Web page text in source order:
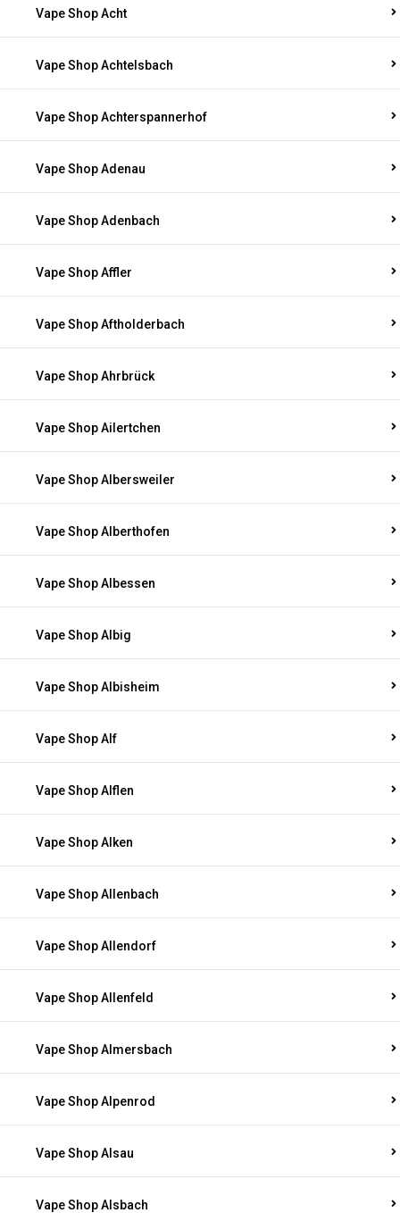
Vape Shop Acht
Vape Shop Achtelsbach
Vape Shop Achterspannerhof
Vape Shop Adenau
Vape Shop Adenbach
Vape Shop Affler
Vape Shop Aftholderbach
Vape Shop Ahrbrück
Vape Shop Ailertchen
Vape Shop Albersweiler
Vape Shop Alberthofen
Vape Shop Albessen
Vape Shop Albig
Vape Shop Albisheim
Vape Shop Alf
Vape Shop Alflen
Vape Shop Alken
Vape Shop Allenbach
Vape Shop Allendorf
Vape Shop Allenfeld
Vape Shop Almersbach
Vape Shop Alpenrod
Vape Shop Alsau
Vape Shop Alsbach